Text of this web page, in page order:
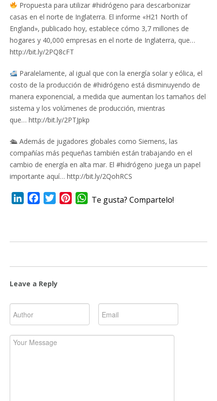
Propuesta para utilizar #hidrógeno para descarbonizar
casas en el norte de Inglaterra. El informe «H21 North of
England», publicado hoy, establece cómo 3,7 millones de
hogares y 40,000 empresas en el norte de Inglaterra, que…
http://bit.ly/2PQ8cFT
Paralelamente, al igual que con la energía solar y eólica, el
costo de la producción de #hidrógeno está disminuyendo de
manera exponencial, a medida que aumentan los tamaños del
sistema y los volúmenes de producción, mientras
que… http://bit.ly/2PTJpkp
🛳 Además de jugadores globales como Siemens, las
compañías más pequeñas también están trabajando en el
cambio de energía en alta mar. El #hidrógeno juega un papel
importante aquí… http://bit.ly/2QohRCS
LinkedInFacebookTwitterPinterestWhatsApp
Te gusta? Compartelo!
Leave a Reply